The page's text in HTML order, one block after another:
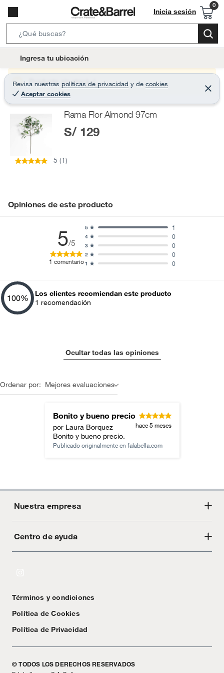
Inicia sesión
e
r
c
B
t
n
Ingresa tu ubicación
Revisa nuestras políticas de privacidad y de cookies
Aceptar cookies
C
e
r
Producto sin stock :(
Rama Flor Almond 97cm
S/ 129
5 (1)
Opiniones de este producto
5/5
1 comentario1 0
2 0
3 0
4 0
5 1
100%
Los clientes recomiendan este producto
1 recomendación
Ocultar todas las opiniones
Ordenar por: Mejores evaluaciones
Bonito y bueno precio
por Laura Borquez hace 5 meses
Bonito y bueno precio.
Publicado originalmente en falabella.com
Nuestra empresa
Acerca de Crate
Centro de ayuda
Textos Legales
Términos y condiciones
Política de Cookies
Política de Privacidad
© TODOS LOS DERECHOS RESERVADOS